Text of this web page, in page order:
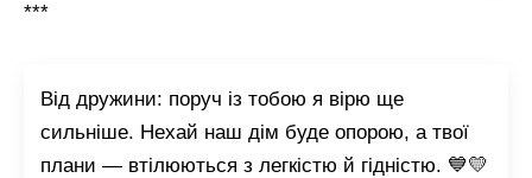
***
Від дружини: поруч із тобою я вірю ще
сильніше. Нехай наш дім буде опорою, а твої
плани — втілюються з легкістю й гідністю. 💙💛